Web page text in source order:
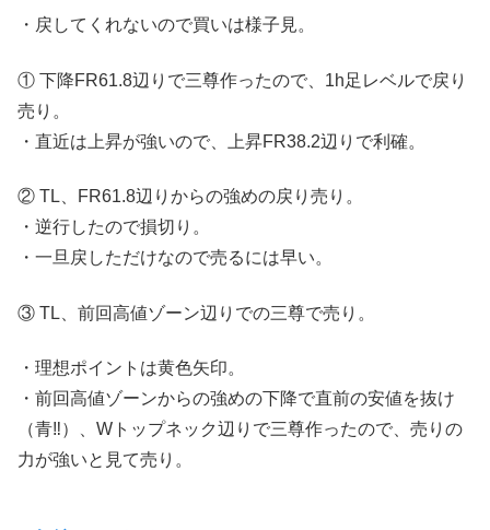
・戻してくれないので買いは様子見。
① 下降FR61.8辺りで三尊作ったので、1h足レベルで戻り
売り。
・直近は上昇が強いので、上昇FR38.2辺りで利確。
② TL、FR61.8辺りからの強めの戻り売り。
・逆行したので損切り。
・一旦戻しただけなので売るには早い。
③ TL、前回高値ゾーン辺りでの三尊で売り。
・理想ポイントは黄色矢印。
・前回高値ゾーンからの強めの下降で直前の安値を抜け
（青‼︎）、Wトップネック辺りで三尊作ったので、売りの
力が強いと見て売り。